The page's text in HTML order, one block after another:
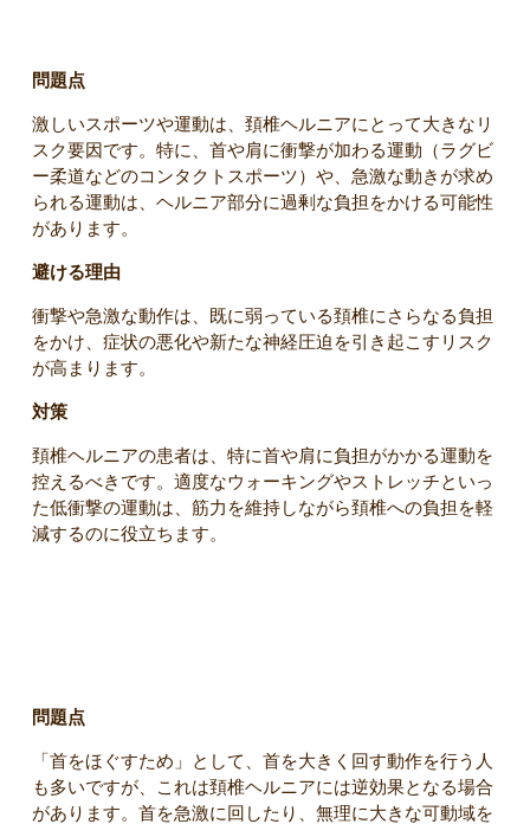
問題点
激しいスポーツや運動は、頚椎ヘルニアにとって大きなリ
スク要因です。特に、首や肩に衝撃が加わる運動（ラグビ
ー柔道などのコンタクトスポーツ）や、急激な動きが求め
られる運動は、ヘルニア部分に過剰な負担をかける可能性
があります。
避ける理由
衝撃や急激な動作は、既に弱っている頚椎にさらなる負担
をかけ、症状の悪化や新たな神経圧迫を引き起こすリスク
が高まります。
対策
頚椎ヘルニアの患者は、特に首や肩に負担がかかる運動を
控えるべきです。適度なウォーキングやストレッチといっ
た低衝撃の運動は、筋力を維持しながら頚椎への負担を軽
減するのに役立ちます。
問題点
「首をほぐすため」として、首を大きく回す動作を行う人
も多いですが、これは頚椎ヘルニアには逆効果となる場合
があります。首を急激に回したり、無理に大きな可動域を